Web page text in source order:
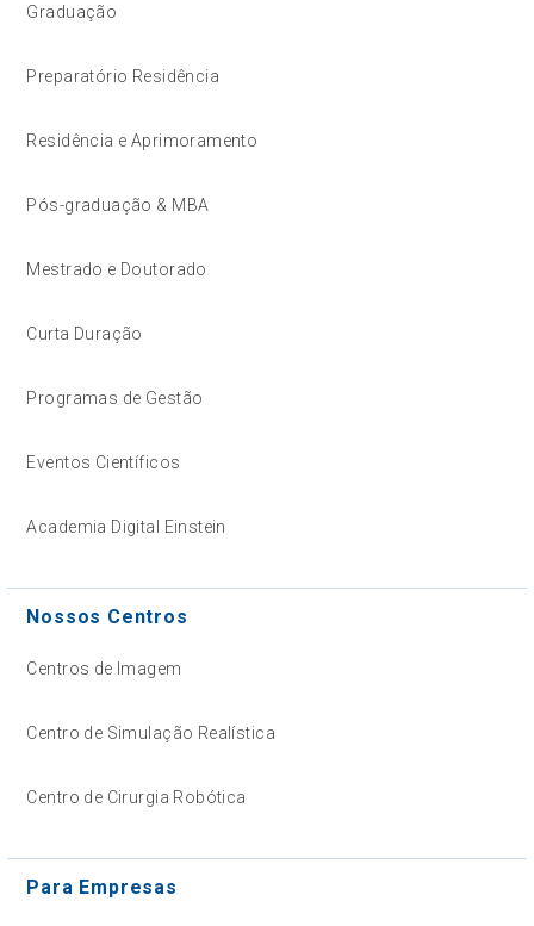
Graduação
Preparatório Residência
Residência e Aprimoramento
Pós-graduação & MBA
Mestrado e Doutorado
Curta Duração
Programas de Gestão
Eventos Científicos
Academia Digital Einstein
Nossos Centros
Centros de Imagem
Centro de Simulação Realística
Centro de Cirurgia Robótica
Para Empresas